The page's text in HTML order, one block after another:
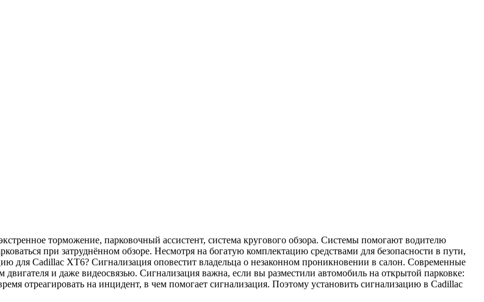
торможение, парковочный ассистент, система кругового обзора. Системы помогают водителю
при затруднённом обзоре. Несмотря на богатую комплектацию средствами для безопасности в пути,
для Cadillac XT6? Сигнализация оповестит владельца о незаконном проникновении в салон. Современные
и даже видеосвязью. Сигнализация важна, если вы разместили автомобиль на открытой парковке:
отреагировать на инцидент, в чем помогает сигнализация. Поэтому установить сигнализацию в Cadillac